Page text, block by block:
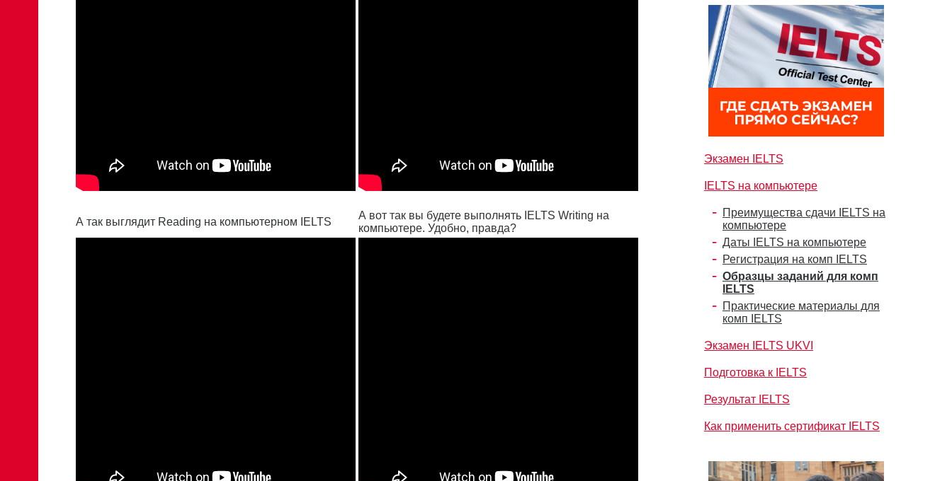
А так выглядит Reading на компьютерном IELTS
А вот так вы будете выполнять IELTS Writing на
компьютере. Удобно, правда?
Экзамен IELTS
IELTS на компьютере
Преимущества сдачи IELTS на
компьютере
Даты IELTS на компьютере
Регистрация на комп IELTS
Образцы заданий для комп
IELTS
Практические материалы для
комп IELTS
Экзамен IELTS UKVI
Подготовка к IELTS
Результат IELTS
Как применить сертификат IELTS